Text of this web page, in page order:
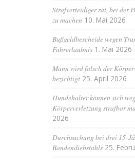
Strafverteidiger rät, bei der
zu machen 10. Mai 2026
Bußgeldbescheide wegen
Fahrerlaubnis 1. Mai 2026
Mann wird falsch der
bezichtigt 25. April 2026
Hundehalter können sich
Körperverletzung strafbar
2026
Durchsuchung bei drei 15-
Bandendiebstahls 25.